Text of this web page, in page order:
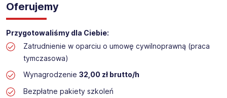
Oferujemy
Przygotowaliśmy dla Ciebie:
Zatrudnienie w oparciu o umowę cywilnoprawną (praca
tymczasowa)
Wynagrodzenie 32,00 zł brutto/h
Bezpłatne pakiety szkoleń